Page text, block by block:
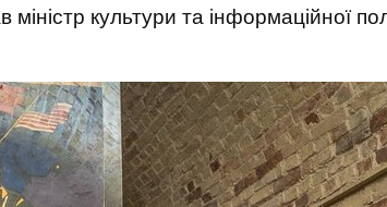
культури та інформаційної